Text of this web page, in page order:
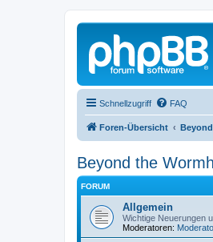
Schnellzugriff FAQ
Foren-Übersicht
Beyond the
FORUM
Allgemein
Wichtige Neuerungen
Moderatoren: